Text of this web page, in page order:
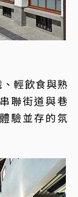
、輕飲食與熟
聯街道與巷
驗並存的氛